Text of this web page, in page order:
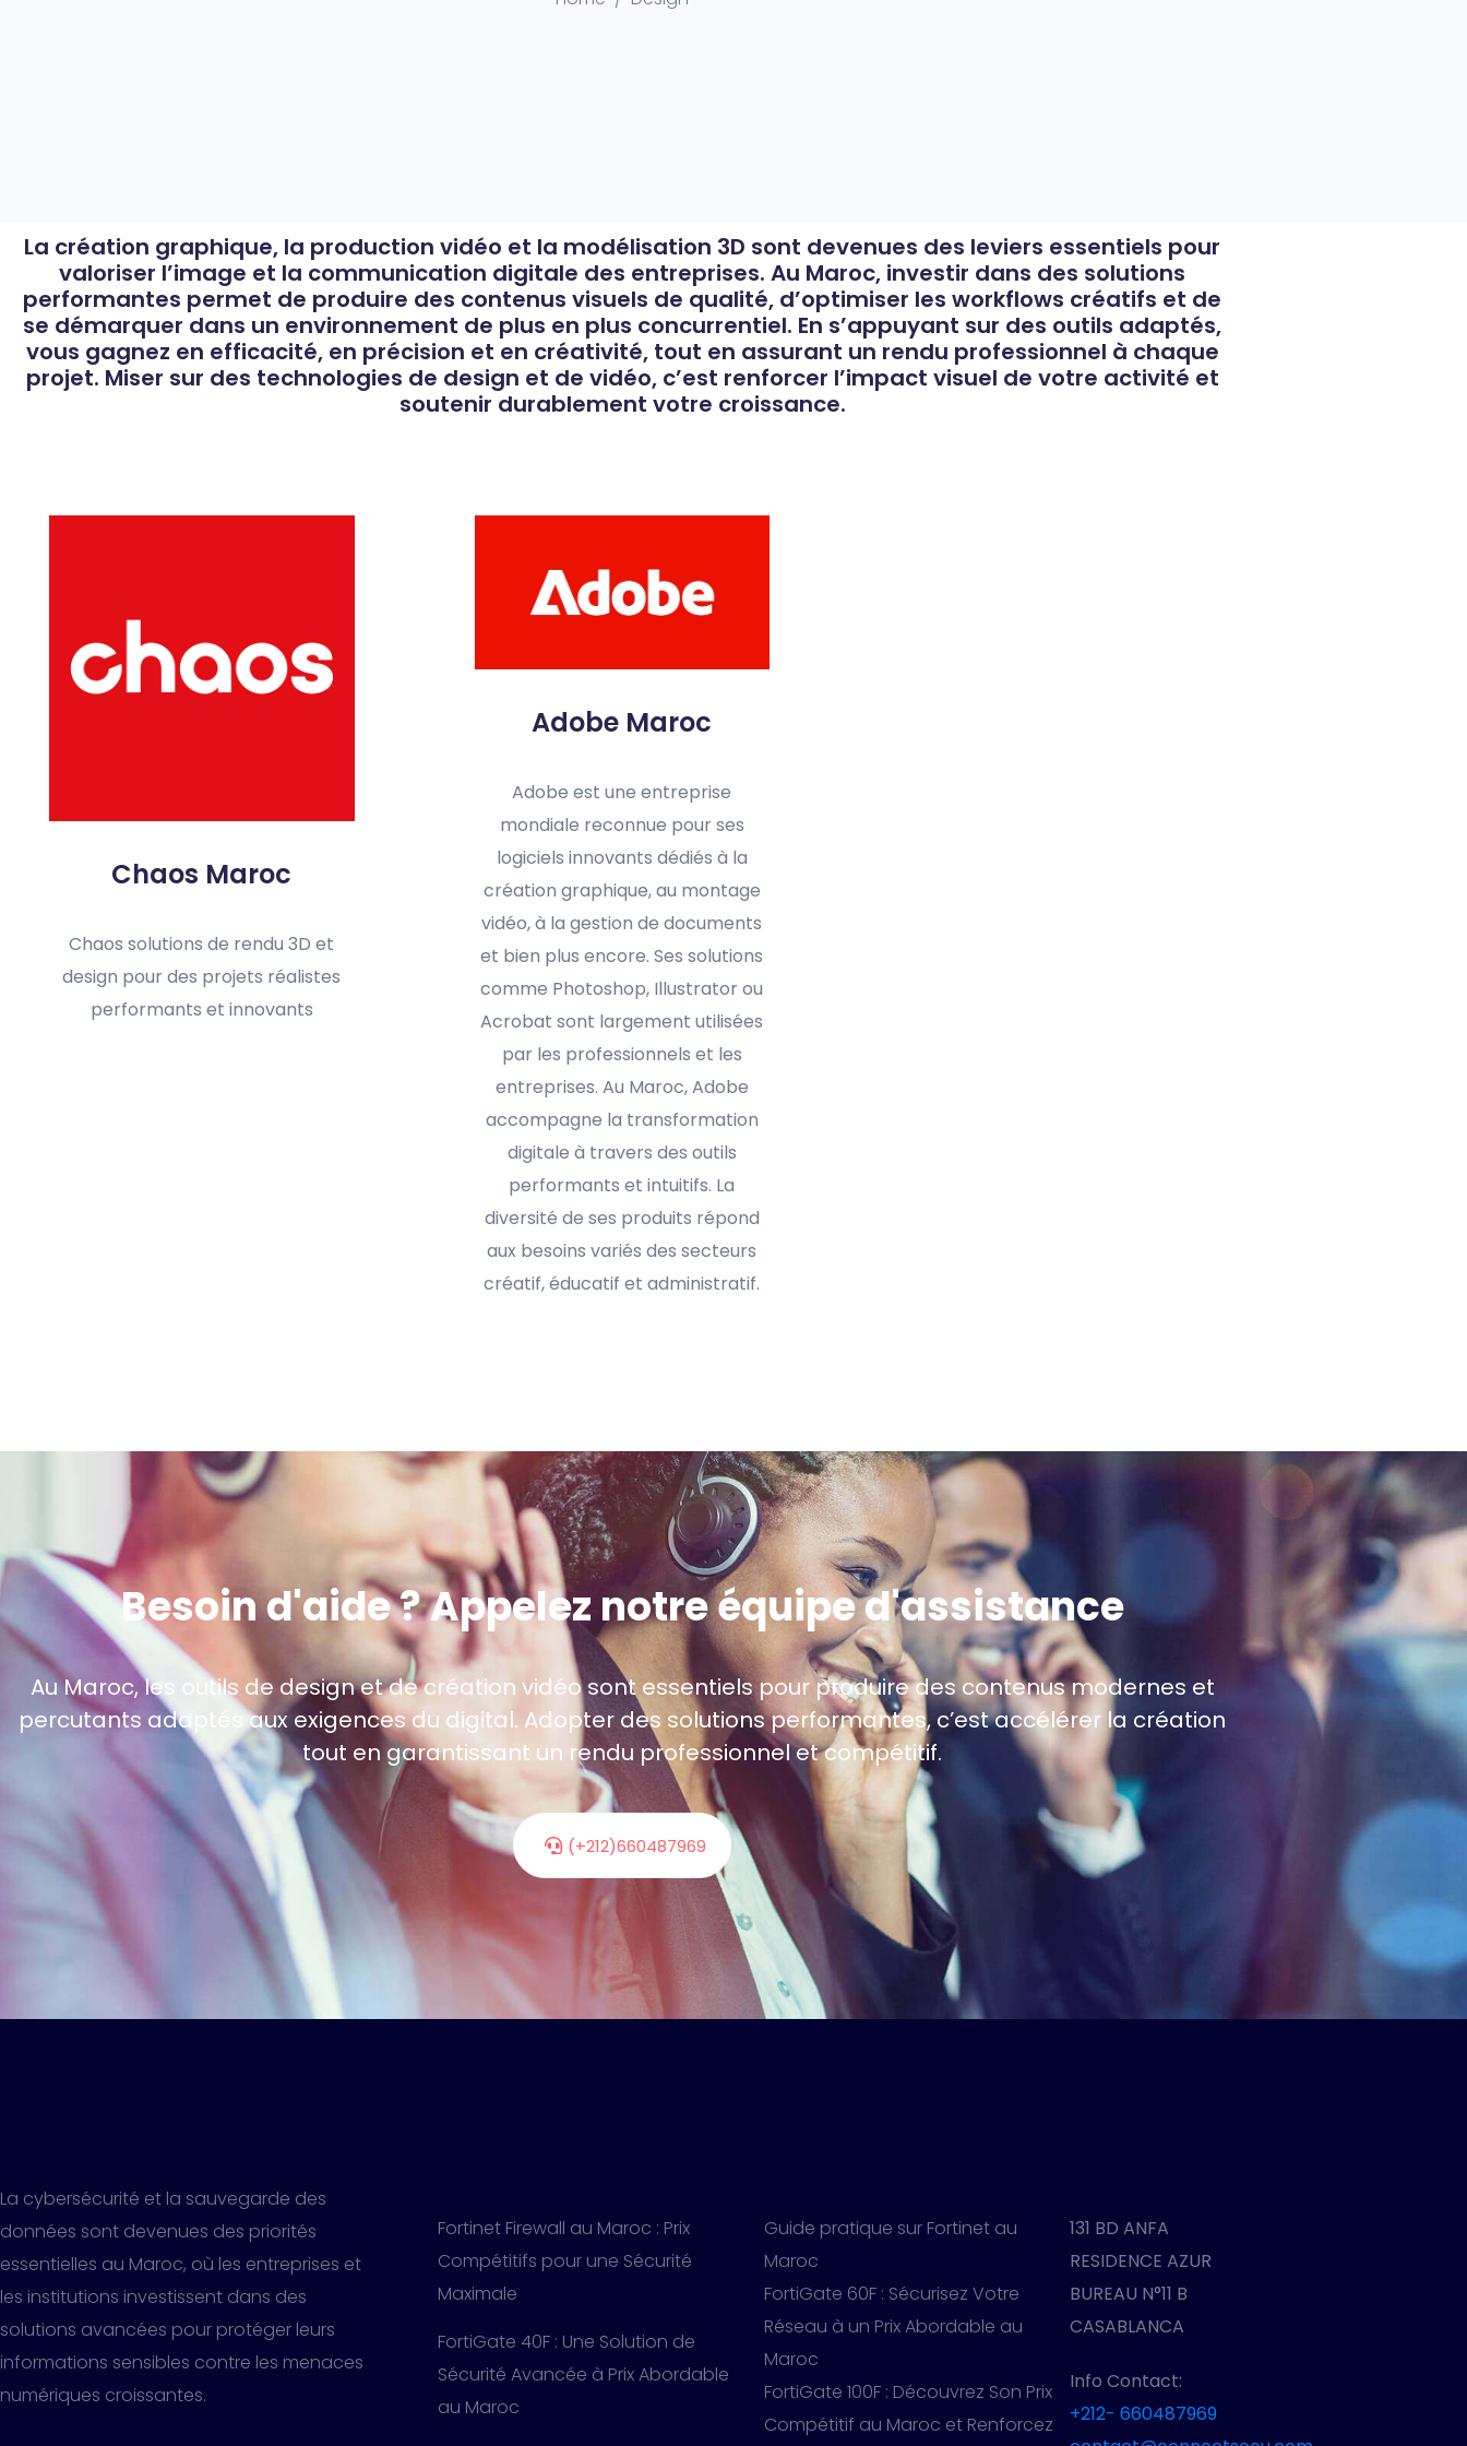
La création graphique, la production vidéo et la modélisation 3D sont devenues des leviers essentiels pour
valoriser l’image et la communication digitale des entreprises. Au Maroc, investir dans des solutions
performantes permet de produire des contenus visuels de qualité, d’optimiser les workflows créatifs et de
se démarquer dans un environnement de plus en plus concurrentiel. En s’appuyant sur des outils adaptés,
vous gagnez en efficacité, en précision et en créativité, tout en assurant un rendu professionnel à chaque
projet. Miser sur des technologies de design et de vidéo, c’est renforcer l’impact visuel de votre activité et
soutenir durablement votre croissance.
Chaos Maroc
Chaos solutions de rendu 3D et
design pour des projets réalistes
performants et innovants
Adobe Maroc
Adobe est une entreprise
mondiale reconnue pour ses
logiciels innovants dédiés à la
création graphique, au montage
vidéo, à la gestion de documents
et bien plus encore. Ses solutions
comme Photoshop, Illustrator ou
Acrobat sont largement utilisées
par les professionnels et les
entreprises. Au Maroc, Adobe
accompagne la transformation
digitale à travers des outils
performants et intuitifs. La
diversité de ses produits répond
aux besoins variés des secteurs
créatif, éducatif et administratif.
Besoin d'aide ? Appelez notre équipe d'assistance
Au Maroc, les outils de design et de création vidéo sont essentiels pour produire des contenus modernes et
percutants adaptés aux exigences du digital. Adopter des solutions performantes, c’est accélérer la création
tout en garantissant un rendu professionnel et compétitif.
(+212)660487969
La cybersécurité et la sauvegarde des
données sont devenues des priorités
essentielles au Maroc, où les entreprises et
les institutions investissent dans des
solutions avancées pour protéger leurs
informations sensibles contre les menaces
numériques croissantes.
Fortinet Firewall au Maroc : Prix
Compétitifs pour une Sécurité
Maximale
FortiGate 40F : Une Solution de
Sécurité Avancée à Prix Abordable
au Maroc
Guide pratique sur Fortinet au
Maroc
FortiGate 60F : Sécurisez Votre
Réseau à un Prix Abordable au
Maroc
FortiGate 100F : Découvrez Son Prix
Compétitif au Maroc et Renforcez
131 BD ANFA
RESIDENCE AZUR
BUREAU N°11 B
CASABLANCA
Info Contact:
+212- 660487969